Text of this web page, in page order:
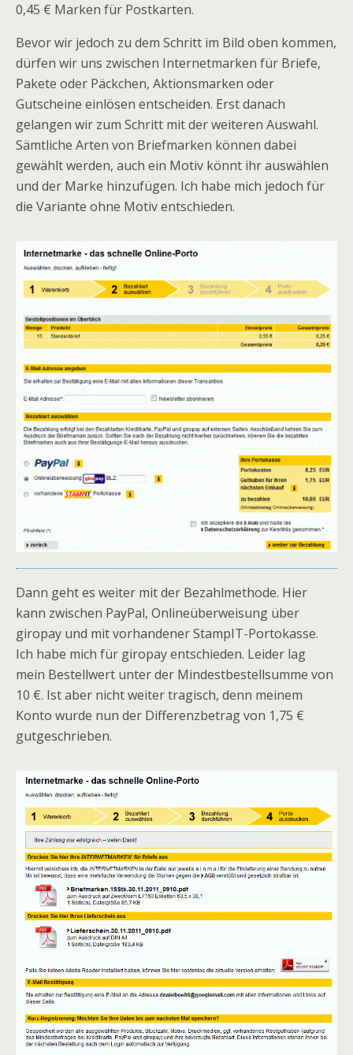
0,45 € Marken für Postkarten.
Bevor wir jedoch zu dem Schritt im Bild oben kommen,
dürfen wir uns zwischen Internetmarken für Briefe,
Pakete oder Päckchen, Aktionsmarken oder
Gutscheine einlösen entscheiden. Erst danach
gelangen wir zum Schritt mit der weiteren Auswahl.
Sämtliche Arten von Briefmarken können dabei
gewählt werden, auch ein Motiv könnt ihr auswählen
und der Marke hinzufügen. Ich habe mich jedoch für
die Variante ohne Motiv entschieden.
Dann geht es weiter mit der Bezahlmethode. Hier
kann zwischen PayPal, Onlineüberweisung über
giropay und mit vorhandener StampIT-Portokasse.
Ich habe mich für giropay entschieden. Leider lag
mein Bestellwert unter der Mindestbestellsumme von
10 €. Ist aber nicht weiter tragisch, denn meinem
Konto wurde nun der Differenzbetrag von 1,75 €
gutgeschrieben.